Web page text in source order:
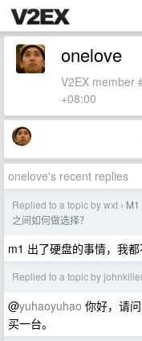
onelove
V2EX member
+08:00
onelove's recent replies
Replied to a topic by wxt ›
之间如何做选择？
m1 出了硬盘的事情，我都
Replied to a topic by
@yuhaoyuhao 你好，请
买一台。